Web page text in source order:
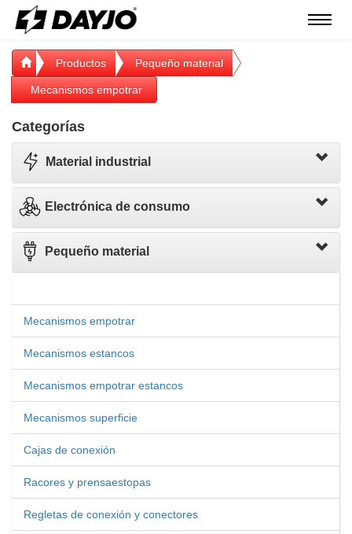
Menú
Productos Pequeño material
Mecanismos empotrar
Categorías
Material industrial
Electrónica de consumo
Pequeño material
Mecanismos empotrar
Mecanismos estancos
Mecanismos empotrar estancos
Mecanismos superficie
Cajas de conexión
Racores y prensaestopas
Regletas de conexión y conectores